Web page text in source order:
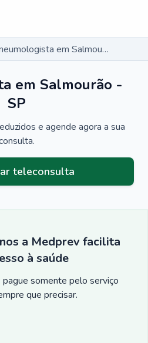
Pneumologista em Salmourão - SP
em Salmourão -
SP
e agende agora a sua
teleconsulta
a Medprev facilita
à saúde
pague somente pelo serviço
que precisar.